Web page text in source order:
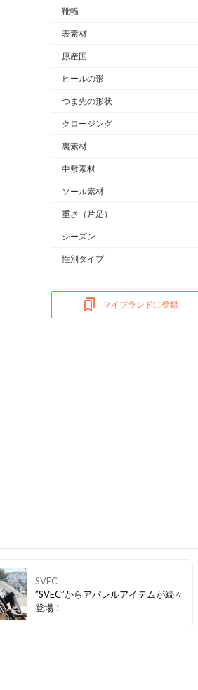
靴幅
表素材
原産国
ヒールの形
つま先の形状
クロージング
裏素材
中敷素材
ソール素材
重さ （片足）
シーズン
性別タイプ
マイブランドに登録
SVEC
”SVEC”からアパレルアイテムが続々
登場！